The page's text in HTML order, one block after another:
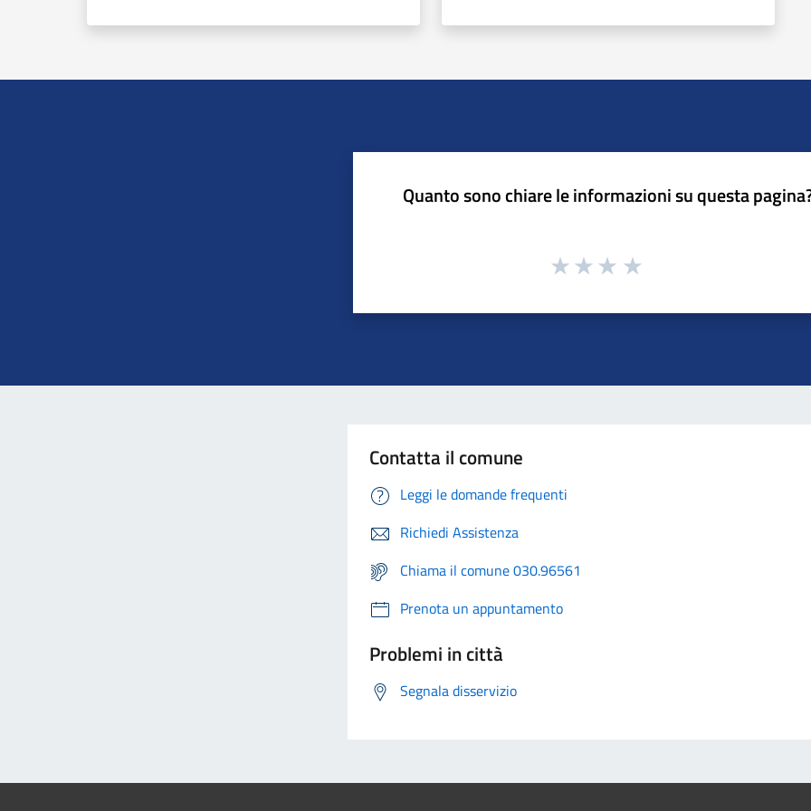
Quanto sono chiare le informazioni su questa
Contatta il comune
Leggi le domande frequenti
Richiedi Assistenza
Chiama il comune 030.96561
Prenota un appuntamento
Problemi in città
Segnala disservizio